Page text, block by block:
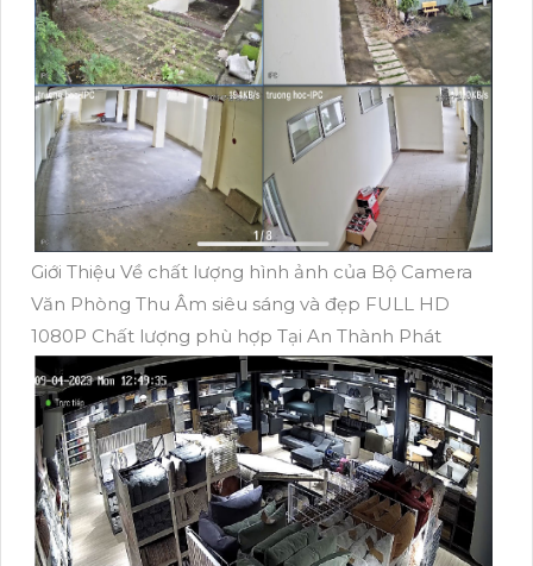
Giới Thiệu Về chất lượng hình ảnh của Bộ Camera
Văn Phòng Thu Âm siêu sáng và đẹp FULL HD
1080P Chất lượng phù hợp Tại An Thành Phát